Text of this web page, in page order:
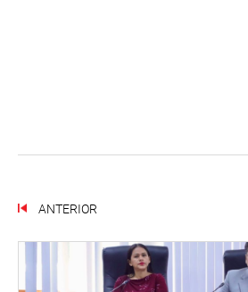
ANTERIOR